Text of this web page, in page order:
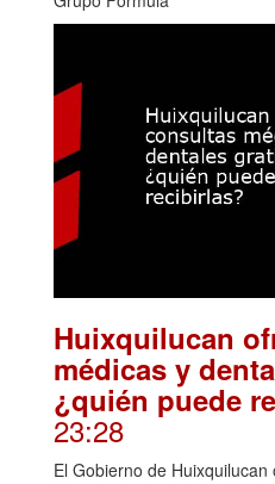
Huixquilucan
médicas y
¿quién puede
23:28
El Gobierno de